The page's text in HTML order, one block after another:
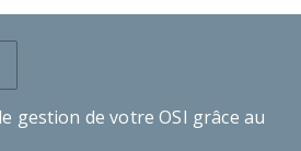
gestion de votre OSI grâce au